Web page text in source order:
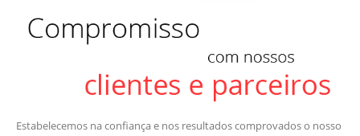
Estabelecemos na confiança e nos resultados comprovados o nosso